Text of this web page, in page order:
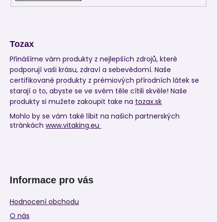
Tozax
Přinášíme vám produkty z nejlepších zdrojů, které
podporují vaši krásu, zdraví a sebevědomí. Naše
certifikované produkty z prémiových přírodních látek se
starají o to, abyste se ve svém těle cítili skvěle! Naše
produkty si mužete zakoupit take na tozax.sk
Mohlo by se vám také líbit na našich partnerských
stránkách www.vitaking.eu
Informace pro vás
Hodnocení obchodu
O nás